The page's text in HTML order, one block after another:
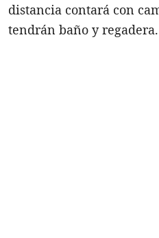
distancia contará con
tendrán baño y regadera.